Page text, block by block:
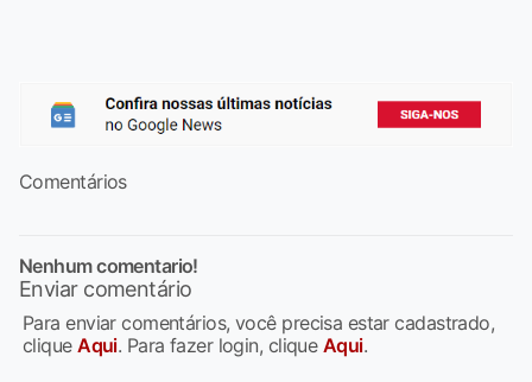
Comentários
Nenhum comentario!
Enviar comentário
Para enviar comentários, você precisa estar cadastrado,
cliqueAqui. Para fazer login, clique Aqui.